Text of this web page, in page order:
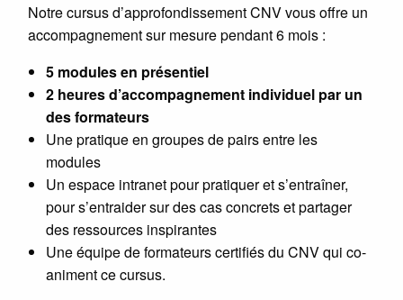
Notre cursus d’approfondissement CNV vous offre un
accompagnement sur mesure pendant 6 mois :
5 modules en présentiel
2 heures d’accompagnement individuel par un
des formateurs
Une pratique en groupes de pairs entre les
modules
Un espace intranet pour pratiquer et s’entraîner,
pour s’entraider sur des cas concrets et partager
des ressources inspirantes
Une équipe de formateurs certifiés du CNV qui co-
animent ce cursus.